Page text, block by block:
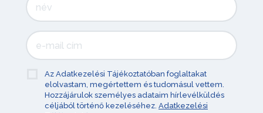
Az Adatkezelési Tájékoztatóban foglaltakat
elolvastam, megértettem és tudomásul vettem.
Hozzájárulok személyes adataim hírlevélküldés
céljából történő kezeléséhez. Adatkezelési